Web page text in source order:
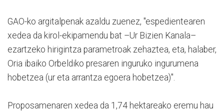
GAO-ko argitalpenak azaldu zuenez, "espedientearen
xedea da kirol-ekipamendu bat –Ur Bizien Kanala–
ezartzeko hirigintza parametroak zehaztea, eta, halaber,
Oria ibaiko Orbeldiko presaren inguruko ingurumena
hobetzea (ur eta arrantza egoera hobetzea)".
Proposamenaren xedea da 1,74 hektareako eremu hau